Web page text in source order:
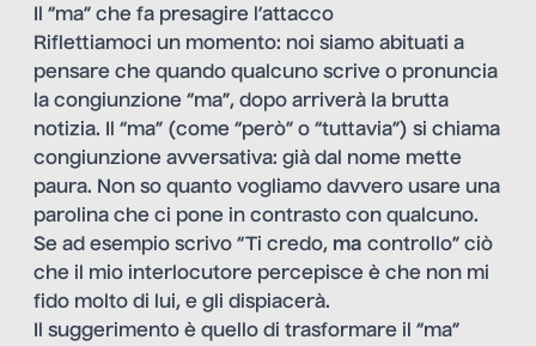
Il “ma” che fa presagire l’attacco
Riflettiamoci un momento: noi siamo abituati a
pensare che quando qualcuno scrive o pronuncia
la congiunzione “ma”, dopo arriverà la brutta
notizia. Il “ma” (come “però” o “tuttavia”) si chiama
congiunzione avversativa: già dal nome mette
paura. Non so quanto vogliamo davvero usare una
parolina che ci pone in contrasto con qualcuno.
Se ad esempio scrivo “Ti credo, ma controllo” ciò
che il mio interlocutore percepisce è che non mi
fido molto di lui, e gli dispiacerà.
Il suggerimento è quello di trasformare il “ma”